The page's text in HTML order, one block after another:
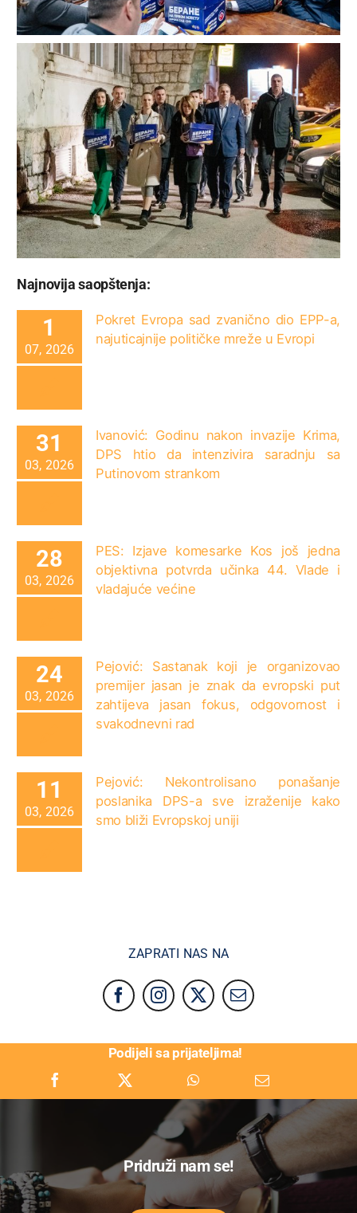
Najnovija saopštenja:
1
07, 2026
Pokret Evropa sad zvanično dio EPP-a,
najuticajnije političke mreže u Evropi
31
03, 2026
Ivanović: Godinu nakon invazije Krima,
DPS htio da intenzivira saradnju sa
Putinovom strankom
28
03, 2026
PES: Izjave komesarke Kos još jedna
objektivna potvrda učinka 44. Vlade i
vladajuće većine
24
03, 2026
Pejović: Sastanak koji je organizovao
premijer jasan je znak da evropski put
zahtijeva jasan fokus, odgovornost i
svakodnevni rad
11
03, 2026
Pejović: Nekontrolisano ponašanje
poslanika DPS-a sve izraženije kako
smo bliži Evropskoj uniji
ZAPRATI NAS NA
Podijeli sa prijateljima!
Pridruži nam se!